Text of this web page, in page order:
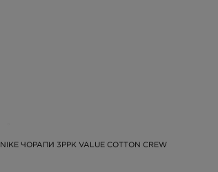
NIKE ЧОРАПИ 3PPK VALUE COTTON CREW